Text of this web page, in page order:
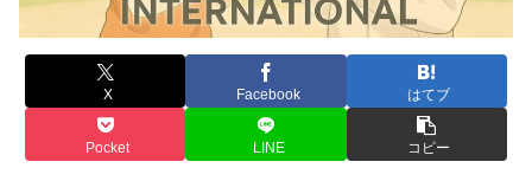
X Facebook はてブ
Pocket LINE コピー